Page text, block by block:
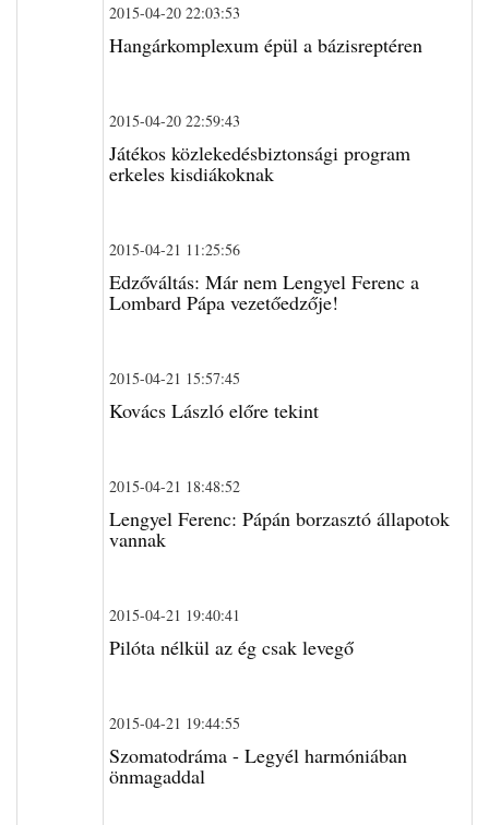
2015-04-20 22:03:53
Hangárkomplexum épül a bázisreptéren
2015-04-20 22:59:43
Játékos közlekedésbiztonsági program
erkeles kisdiákoknak
2015-04-21 11:25:56
Edzőváltás: Már nem Lengyel Ferenc a
Lombard Pápa vezetőedzője!
2015-04-21 15:57:45
Kovács László előre tekint
2015-04-21 18:48:52
Lengyel Ferenc: Pápán borzasztó állapotok
vannak
2015-04-21 19:40:41
Pilóta nélkül az ég csak levegő
2015-04-21 19:44:55
Szomatodráma - Legyél harmóniában
önmagaddal